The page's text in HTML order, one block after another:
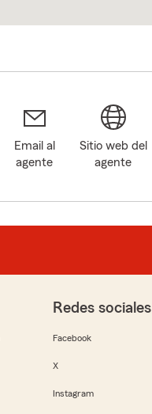
Email al
agente
Sitio web del
agente
Redes sociales
Facebook
X
Instagram